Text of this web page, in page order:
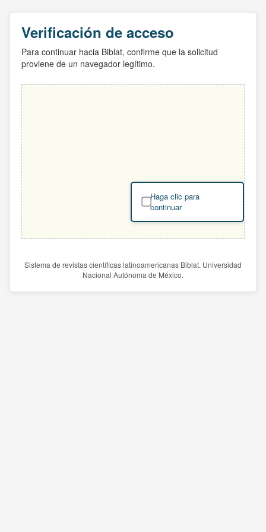
Verificación de acceso
Para continuar hacia Biblat, confirme que la solicitud
proviene de un navegador legítimo.
Haga clic para
continuar
Sistema de revistas científicas latinoamericanas Biblat. Universidad
Nacional Autónoma de México.